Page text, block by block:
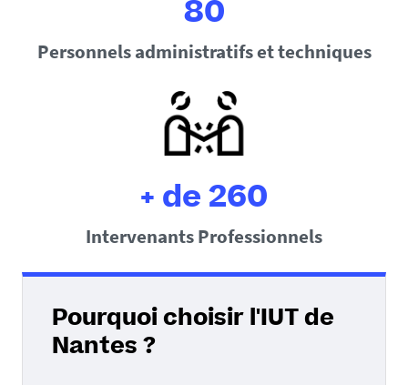
80
Personnels administratifs et techniques
+ de 260
Intervenants Professionnels
Pourquoi choisir l'IUT de
Nantes ?